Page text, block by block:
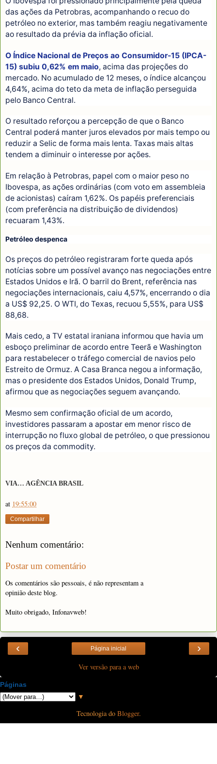
das ações da Petrobras, acompanhando o recuo do
petróleo no exterior, mas também reagiu negativamente
ao resultado da prévia da inflação oficial.
O Índice Nacional de Preços ao Consumidor-15 (IPCA-
15) subiu 0,62% em maio, acima das projeções do
mercado. No acumulado de 12 meses, o índice alcançou
4,64%, acima do teto da meta de inflação perseguida
pelo Banco Central.
O resultado reforçou a percepção de que o Banco
Central poderá manter juros elevados por mais tempo ou
reduzir a Selic de forma mais lenta. Taxas mais altas
tendem a diminuir o interesse por ações.
Em relação à Petrobras, papel com o maior peso no
Ibovespa, as ações ordinárias (com voto em assembleia
de acionistas) caíram 1,62%. Os papéis preferenciais
(com preferência na distribuição de dividendos)
recuaram 1,43%.
Petróleo despenca
Os preços do petróleo registraram forte queda após
notícias sobre um possível avanço nas negociações entre
Estados Unidos e Irã. O barril do Brent, referência nas
negociações internacionais, caiu 4,57%, encerrando o dia
a US$ 92,25. O WTI, do Texas, recuou 5,55%, para US$
88,68.
Mais cedo, a TV estatal iraniana informou que havia um
esboço preliminar de acordo entre Teerã e Washington
para restabelecer o tráfego comercial de navios pelo
Estreito de Ormuz. A Casa Branca negou a informação,
mas o presidente dos Estados Unidos, Donald Trump,
afirmou que as negociações seguem avançando.
Mesmo sem confirmação oficial de um acordo,
investidores passaram a apostar em menor risco de
interrupção no fluxo global de petróleo, o que pressionou
os preços da commodity.
VIA… AGÊNCIA BRASIL
at 19:55:00
Compartilhar
Nenhum comentário:
Postar um comentário
Os comentários são pessoais, é não representam a
opinião deste blog.
Muito obrigado, Infonavweb!
‹ ›
Página inicial
Ver versão para a web
Páginas
▼
Tecnologia do Blogger.